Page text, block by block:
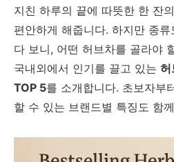
지친 하루의 끝에 따뜻한 한 잔
편안하게 해줍니다. 하지만 종
다 보니, 어떤 허브차를 골라야
국내외에서 인기를 끌고 있는 허
TOP 5를 소개합니다. 초보자부
할 수 있는 브랜드별 특징도 함